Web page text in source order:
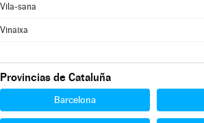
Vila-sana
Vinaixa
Provincias de Cataluña
Barcelona